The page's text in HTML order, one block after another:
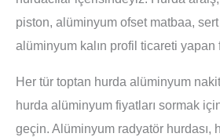
piston, alüminyum ofset matbaa,
alüminyum kalın profil ticareti yapan
Her tür toptan hurda alüminyum
hurda alüminyum fiyatları sormak
geçin. Alüminyum radyatör hurdası,